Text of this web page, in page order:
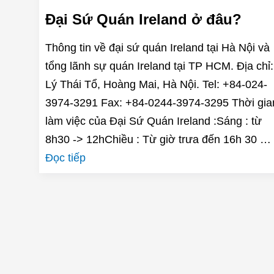
Đại Sứ Quán Ireland ở đâu?
Thông tin về đại sứ quán Ireland tại Hà Nội và
tổng lãnh sự quán Ireland tại TP HCM. Địa
Lý Thái Tổ, Hoàng Mai, Hà Nội. Tel: +84-024-
3974-3291 Fax: +84-0244-3974-3295 Thời
làm việc của Đại Sứ Quán Ireland :Sáng : từ
8h30 -> 12hChiều : Từ giờ trưa đến 16h 30 …
Đọc tiếp